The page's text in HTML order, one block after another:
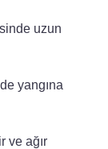
uzun
yangına
ve ağır